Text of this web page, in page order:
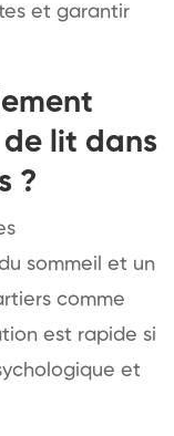
et garantir
de lit dans
?
sommeil et un
comme
est rapide si
et